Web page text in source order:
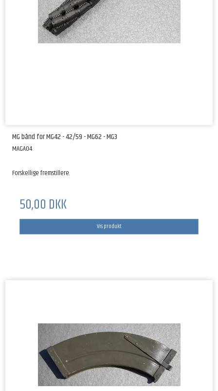
MG bånd for MG42 - 42/59 - MG62 - MG3
MAGA04
Forskellige fremstillere.
50,00 DKK
Vis produkt